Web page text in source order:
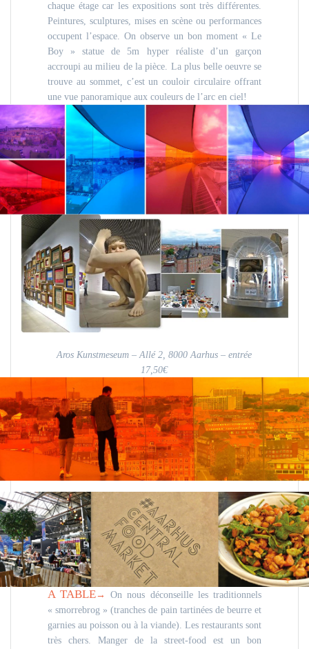
chaque étage car les expositions sont très différentes.
Peintures, sculptures, mises en scène ou performances
occupent l’espace. On observe un bon moment « Le
Boy » statue de 5m hyper réaliste d’un garçon
accroupi au milieu de la pièce. La plus belle oeuvre se
trouve au sommet, c’est un couloir circulaire offrant
une vue panoramique aux couleurs de l’arc en ciel!
Aros Kunstmeseum – Allé 2, 8000 Aarhus – entrée
17,50€
A TABLE→
On nous déconseille les traditionnels
« smorrebrog » (tranches de pain tartinées de beurre et
garnies au poisson ou à la viande). Les restaurants sont
très chers. Manger de la street-food est un bon